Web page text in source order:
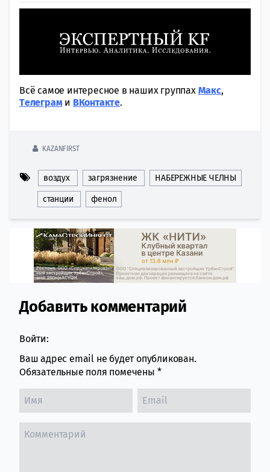
Всё самое интересное в наших группах Макс,
Tелеграми ВКонтакте.
KAZANFIRST
воздух загрязнение НАБЕРЕЖНЫЕ ЧЕЛНЫ
станции фенол
Comment section
Добавить комментарий
Войти:
Ваш адрес email не будет опубликован.
Обязательные поля помечены *